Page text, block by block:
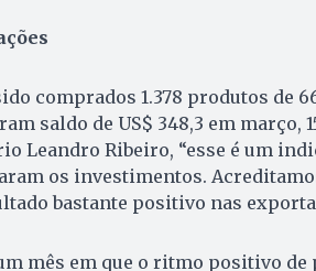
comprados 1.378 produtos de
saldo de US$ 348,3 em março,
Leandro Ribeiro, “esse é um
os investimentos.
bastante positivo nas
mês em que o ritmo positivo de